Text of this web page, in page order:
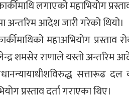
लगाएको महाभियोग
आदेश जारी गरेको थियो।
महाअभियोग प्रस्ताव
शमसेर राणाले यस्तो अन्तरिम
सत्तारूढ
प्रस्ताव दर्ता गराएका थिए।